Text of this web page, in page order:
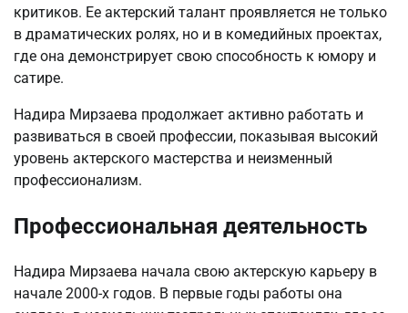
критиков. Ее актерский талант проявляется не только
в драматических ролях, но и в комедийных проектах,
где она демонстрирует свою способность к юмору и
сатире.
Надира Мирзаева продолжает активно работать и
развиваться в своей профессии, показывая высокий
уровень актерского мастерства и неизменный
профессионализм.
Профессиональная деятельность
Надира Мирзаева начала свою актерскую карьеру в
начале 2000-х годов. В первые годы работы она